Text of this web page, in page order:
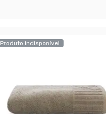
Produto indisponível